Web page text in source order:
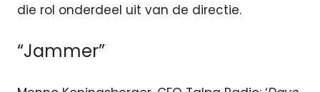
die rol onderdeel uit van de directie.
“Jammer”